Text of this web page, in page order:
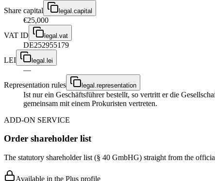
Share capital
legal.capital
€25,000
VAT ID
legal.vat
DE252955179
LEI
legal.lei
—
Representation rules
legal.representation
Ist nur ein Geschäftsführer bestellt, so vertritt er die
gemeinsam mit einem Prokuristen vertreten.
ADD-ON SERVICE
Order shareholder list
The statutory shareholder list (§ 40 GmbHG) straight from the
Available in the Plus profile